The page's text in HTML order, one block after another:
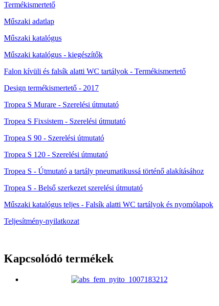
Termékismertető
Műszaki adatlap
Műszaki katalógus
Műszaki katalógus - kiegészítők
Falon kívüli és falsík alatti WC tartályok - Termékismertető
Design termékismertető - 2017
Tropea S Murare - Szerelési útmutató
Tropea S Fixsistem - Szerelési útmutató
Tropea S 90 - Szerelési útmutató
Tropea S 120 - Szerelési útmutató
Tropea S - Útmutató a tartály pneumatikussá történő alakításához
Tropea S - Belső szerkezet szerelési útmutató
Műszaki katalógus teljes - Falsík alatti WC tartályok és nyomólapok
Teljesítmény-nyilatkozat
Kapcsolódó termékek